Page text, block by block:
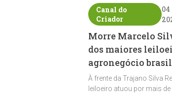
Canal do
Criador
04
Morre Marcelo
dos maiores
agronegócio
À frente da Trajano Silva
leiloeiro atuou por mais